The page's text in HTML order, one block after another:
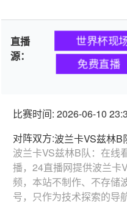
直播
源：
世界杯现
免费直播
比赛时间: 2026-06-10
对阵双方:波兰卡VS兹林B
波兰卡VS兹林B队：在线
播，24直播网提供波兰卡
频，本站不制作、不存储
号，只作为技术探索的导